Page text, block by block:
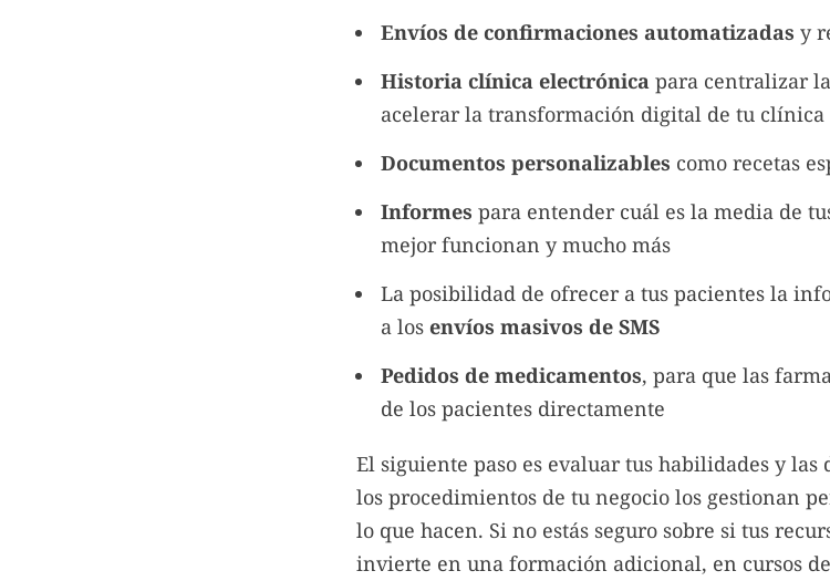
Envíos de confirmaciones automatizadas y
Historia clínica electrónica para centralizar
acelerar la transformación digital de tu clínica
Documentos personalizables como recetas
Informes para entender cuál es la media de
mejor funcionan y mucho más
La posibilidad de ofrecer a tus pacientes la
a los envíos masivos de SMS
Pedidos de medicamentos, para que las
de los pacientes directamente
El siguiente paso es evaluar tus habilidades y las
los procedimientos de tu negocio los gestionan
lo que hacen. Si no estás seguro sobre si tus
invierte en una formación adicional, en cursos